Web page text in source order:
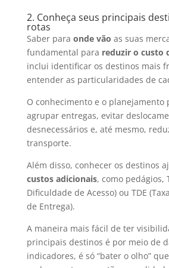
2. Conheça seus principais
rotas
Saber para onde vão as suas
fundamental para reduzir o custo
inclui identificar os destinos mais
entender as particularidades de
O conhecimento e o planejamento
agrupar entregas, evitar
desnecessários e, até mesmo,
transporte.
Além disso, conhecer os destinos
custos adicionais, como pedágios,
Dificuldade de Acesso) ou TDE
de Entrega).
A maneira mais fácil de ter
principais destinos é por meio de
indicadores, é só “bater o olho”